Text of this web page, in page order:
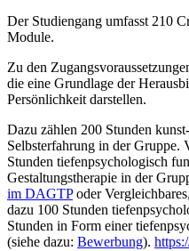
Der Studiengang umfasst 210
Module.
Zu den
die eine Grundlage der
Persönlichkeit darstellen.
Dazu zählen 200 Stunden
Selbsterfahrung in der Gruppe.
Stunden tiefenpsychologisch
Gestaltungstherapie in der
im DAGTPoder
dazu 100 Stunden
Stunden in Form einer
(siehe dazu: Bewerbung).